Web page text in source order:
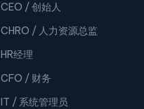
CEO / 创始人
CHRO / 人力资源总监
HR经理
CFO / 财务
IT / 系统管理员